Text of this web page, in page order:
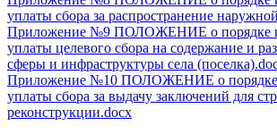
уплаты сбора за распространение
Приложение №9 ПОЛОЖЕНИЕ о порядке
уплаты целевого сбора на содержание и
сферы и инфраструктуры села
Приложение №10 ПОЛОЖЕНИЕ о порядке
уплаты сбора за выдачу заключений для
реконструкции.docx